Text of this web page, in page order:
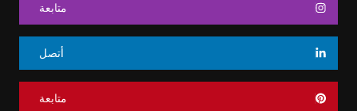
متابعة
أتصل
متابعة